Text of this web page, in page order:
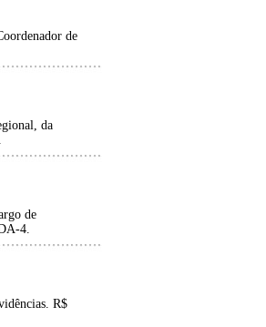
de
da
de
4.
R$